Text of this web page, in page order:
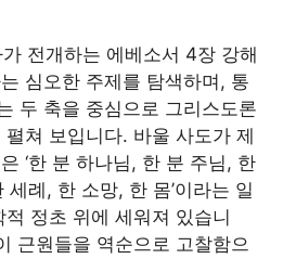
전개하는 에베소서 4장 강해
심오한 주제를 탐색하며, 통
두 축을 중심으로 그리스도론
쳐 보입니다. 바울 사도가 제
‘한 분 하나님, 한 분 주님, 한
례, 한 소망, 한 몸’이라는 일
정초 위에 세워져 있습니
근원들을 역순으로 고찰함으